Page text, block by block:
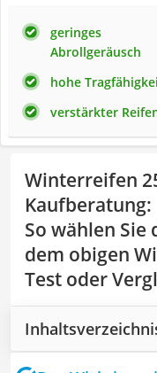
geringes
Abrollgeräusch
hohe
verstärkter
Winterreifen
Kaufberatung:
So wählen
dem obigen
Test oder